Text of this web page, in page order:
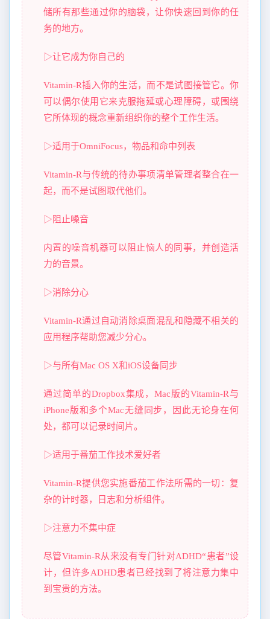
储所有那些通过你的脑袋，让你快速回到你的任
务的地方。
▷让它成为你自己的
Vitamin-R插入你的生活，而不是试图接管它。你
可以偶尔使用它来克服拖延或心理障碍，或围绕
它所体现的概念重新组织你的整个工作生活。
▷适用于OmniFocus，物品和命中列表
Vitamin-R与传统的待办事项清单管理者整合在一
起，而不是试图取代他们。
▷阻止噪音
内置的噪音机器可以阻止恼人的同事，并创造活
力的音景。
▷消除分心
Vitamin-R通过自动消除桌面混乱和隐藏不相关的
应用程序帮助您减少分心。
▷与所有Mac OS X和iOS设备同步
通过简单的Dropbox集成，Mac版的Vitamin-R与
iPhone版和多个Mac无缝同步，因此无论身在何
处，都可以记录时间片。
▷适用于番茄工作技术爱好者
Vitamin-R提供您实施番茄工作法所需的一切：复
杂的计时器，日志和分析组件。
▷注意力不集中症
尽管Vitamin-R从来没有专门针对ADHD“患者”设
计，但许多ADHD患者已经找到了将注意力集中
到宝贵的方法。